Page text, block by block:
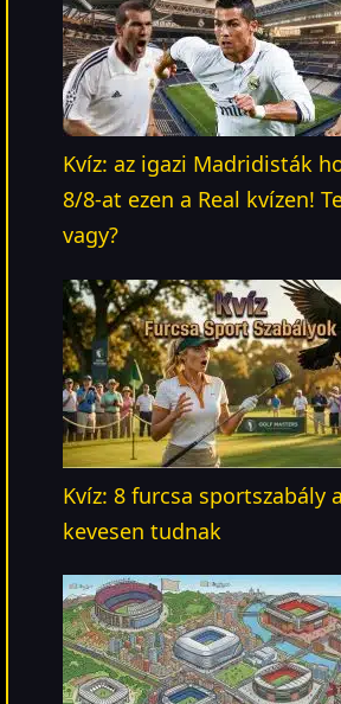
Kvíz: az igazi Madridisták
8/8-at ezen a Real kvízen!
vagy?
Kvíz: 8 furcsa sportszabály
kevesen tudnak